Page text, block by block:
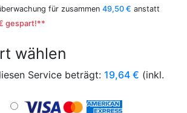
für zusammen 49,50 € anstatt
gespart!**
wählen
Service beträgt: 19,64 € (inkl.